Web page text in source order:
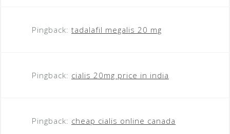
Pingback: tadalafil megalis 20 mg
Pingback: cialis 20mg price in india
Pingback: cheap cialis online canada